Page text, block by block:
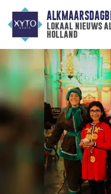
lokaal nieuws
holland